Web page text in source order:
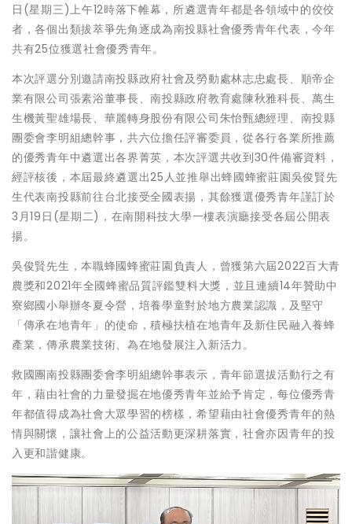
日(星期三)上午12時落下帷幕，所遴選青年都是各領域中的佼佼
者，各個出類拔萃爭先角逐成為南投縣社會優秀青年代表，今年
共有25位獲選社會優秀青年。
本次評選分別邀請南投縣政府社會及勞動處林志忠處長、順帝企
業有限公司張素浴董事長、南投縣政府教育處陳秋雅科長、萬生
生機黃聖雄場長、華麗轉身股份有限公司朱怡甄總經理、南投縣
團委會李明組總幹事，共六位擔任評審委員，從各行各業所推薦
的優秀青年中遴選出各界菁英，本次評選共收到30件備審資料，
經評核後，本屆最終遴選出25人並推舉出蜂國蜂蜜莊園吳俊賢先
生代表南投縣前往台北接受全國表揚，其餘獲選優秀青年謹訂於
3月19日(星期二)，在南開科技大學一樓表演廳接受各屆公開表
揚。
吳俊賢先生，本職蜂國蜂蜜莊園負責人，曾獲第六屆2022百大青
農獎和2021年全國蜂蜜品質評鑑雙料大獎，並且連續14年贊助中
寮鄉國小舉辦冬夏令營，培養學童對於地方農業認識，及堅守
「傳承在地青年」的使命，積極扶植在地青年及新住民融入養蜂
產業，傳承農業技術、為在地發展注入新活力。
救國團南投縣團委會李明組總幹事表示，青年節選拔活動行之有
年，藉由社會的力量發掘在地優秀青年並給予肯定，每位優秀青
年都值得成為社會大眾學習的榜樣，希望藉由社會優秀青年的熱
情與關懷，讓社會上的公益活動更深耕落實，社會亦因青年的投
入更和諧健康。